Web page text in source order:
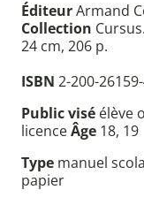
ÉditeurArmand
Collection
24 cm, 206 p.
ISBN 2-200-
Public visé élève
licenceÂge 18, 19
Type manuel
papier